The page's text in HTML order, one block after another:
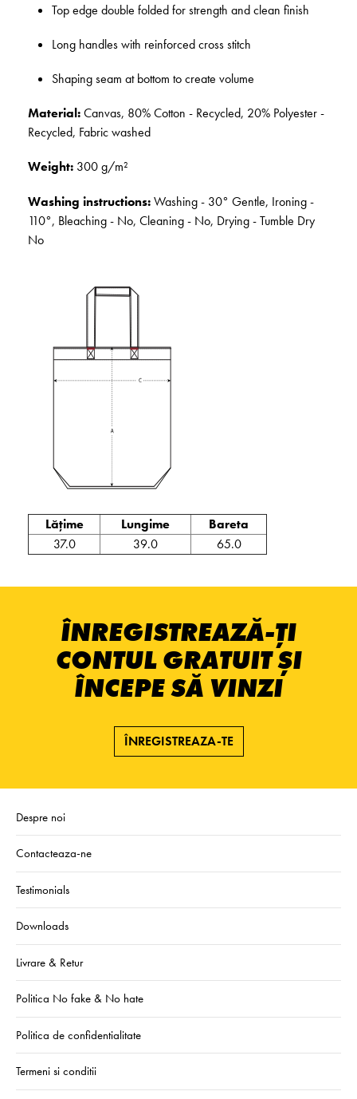
Top edge double folded for strength and clean finish
Long handles with reinforced cross stitch
Shaping seam at bottom to create volume
Material:Canvas, 80% Cotton - Recycled, 20% Polyester -
Recycled, Fabric washed
Weight: 300 g/m²
Washing instructions:Washing - 30° Gentle, Ironing -
110°, Bleaching - No, Cleaning - No, Drying - Tumble Dry
No
Lățime Lungime
Bareta
37.0
39.0 65.0
ÎNREGISTREAZĂ-ȚI
CONTUL GRATUIT ȘI
ÎNCEPE SĂ VINZI
ÎNREGISTREAZA-TE
Despre noi
Contacteaza-ne
Testimonials
Downloads
Livrare & Retur
Politica No fake & No hate
Politica de confidentialitate
Termeni si conditii